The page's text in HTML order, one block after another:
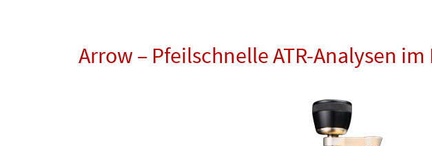
Arrow – Pfeilschnelle ATR-Analysen im